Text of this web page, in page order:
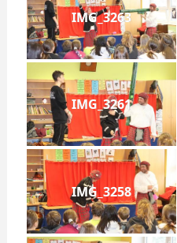
IMG_3263
IMG_3261
IMG_3258